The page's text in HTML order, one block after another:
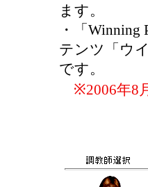
ます。
・「
テンツ「ウ
です。
※2006年8